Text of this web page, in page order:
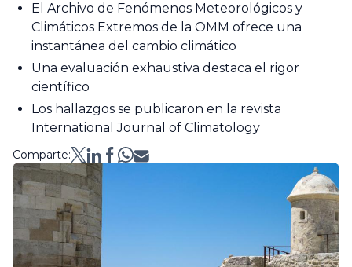
El Archivo de Fenómenos Meteorológicos y
Climáticos Extremos de la OMM ofrece una
instantánea del cambio climático
Una evaluación exhaustiva destaca el rigor
científico
Los hallazgos se publicaron en la revista
International Journal of Climatology
Comparte: